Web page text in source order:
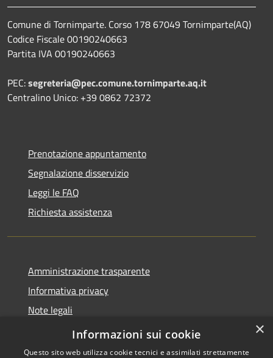
Comune di Tornimparte. Corso 178 67049 Tornimparte(AQ)
Codice Fiscale 00190240663
Partita IVA 00190240663
PEC:segreteria@pec.comune.tornimparte.aq.it
Centralino Unico: +39 0862 72372
Prenotazione appuntamento
Segnalazione disservizio
Leggi le FAQ
Richiesta assistenza
Amministrazione trasparente
Informativa privacy
Note legali
Dichiarazione di accessibilità
×
Informazioni sui cookie
Questo sito web utilizza cookie tecnici e assimilati strettamente